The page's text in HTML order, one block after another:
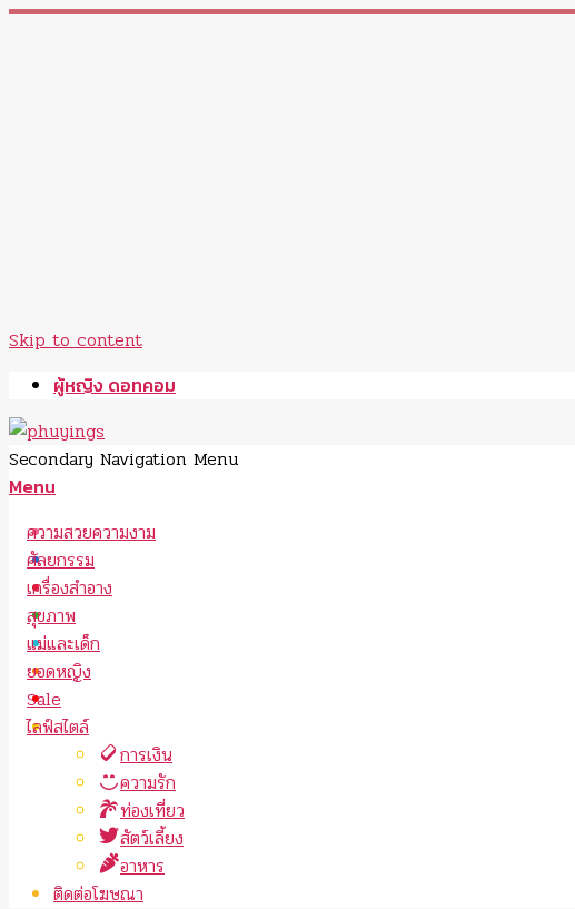
Skip to content
ผู้หญิง ดอทคอม
Secondary Navigation Menu
Menu
ความสวยความงาม
ศัลยกรรม
เครื่องสำอาง
สุขภาพ
แม่และเด็ก
ยอดหญิง
Sale
ไลฟ์สไตล์
การเงิน
ความรัก
ท่องเที่ยว
สัตว์เลี้ยง
อาหาร
ติดต่อโฆษณา